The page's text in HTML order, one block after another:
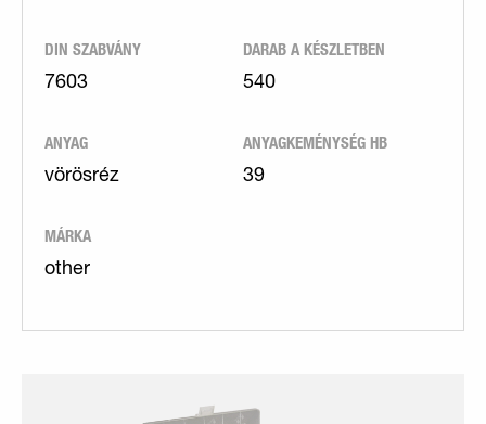
DIN SZABVÁNY
7603
DARAB A KÉSZLETBEN
540
ANYAG
vörösréz
ANYAGKEMÉNYSÉG HB
39
MÁRKA
other